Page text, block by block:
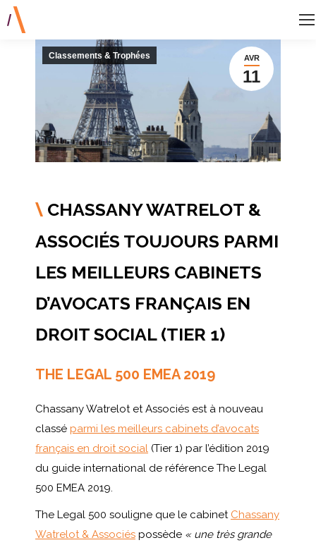
AVR
11
Classements & Trophées
\ CHASSANY WATRELOT &
ASSOCIÉS TOUJOURS PARMI
LES MEILLEURS CABINETS
D’AVOCATS FRANÇAIS EN
DROIT SOCIAL (TIER 1)
THE LEGAL 500 EMEA 2019
Chassany Watrelot et Associés est à nouveau
classé parmi les meilleurs cabinets d’avocats
français en droit social (Tier 1) par l’édition 2019
du guide international de référence The Legal
500 EMEA 2019.
The Legal 500 souligne que le cabinet Chassany
Watrelot & Associés possède « une très grande